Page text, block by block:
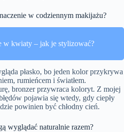
w codziennym makijażu?
w kwiaty – jak je stylizować?
płasko, bo jeden kolor przykrywa
rumieńcem i światłem.
bronzer przywraca koloryt. Z mojej
pojawia się wtedy, gdy ciepły
powinien być chłodny cień.
wyglądać naturalnie razem?